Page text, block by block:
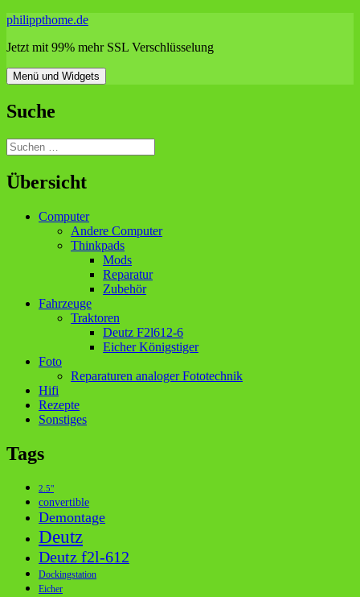
Zum
springen
philippthome.de
Jetzt mit 99% mehr SSL Verschlüsselung
Menü und Widgets
Suche
Suchen
nach:
Übersicht
Computer
Andere Computer
Thinkpads
Mods
Reparatur
Zubehör
Fahrzeuge
Traktoren
Deutz F2l612-6
Eicher Königstiger
Foto
Reparaturen analoger Fototechnik
Hifi
Rezepte
Sonstiges
Tags
2.5"
convertible
Demontage
Deutz
Deutz f2l-612
Dockingstation
Eicher